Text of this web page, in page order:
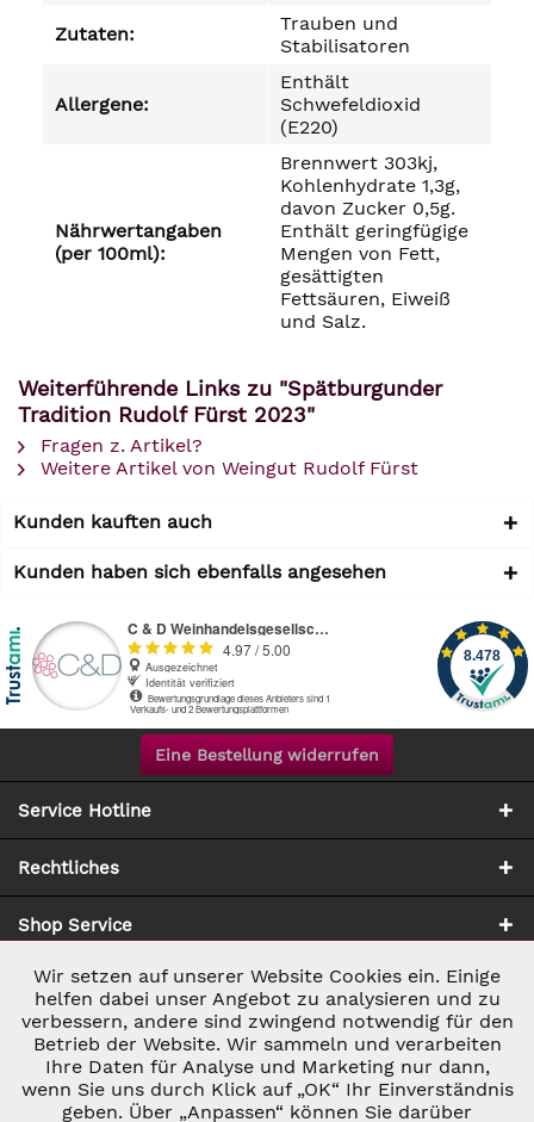
Zutaten:
Trauben und
Stabilisatoren
Allergene:
Enthält
Schwefeldioxid
(E220)
Nährwertangaben
(per 100ml):
Brennwert 303kj,
Kohlenhydrate 1,3g,
davon Zucker 0,5g.
Enthält geringfügige
Mengen von Fett,
gesättigten
Fettsäuren, Eiweiß
und Salz.
Weiterführende Links zu "Spätburgunder
Tradition Rudolf Fürst 2023"
Fragen z. Artikel?
Weitere Artikel von Weingut Rudolf Fürst
Kunden kauften auch
Kunden haben sich ebenfalls angesehen
Eine Bestellung widerrufen
Service Hotline
Rechtliches
Shop Service
Zahlung & Versand
Notwendig Aktiv
Marketing Inaktiv
Wir setzen auf unserer Website Cookies ein. Einige
helfen dabei unser Angebot zu analysieren und zu
verbessern, andere sind zwingend notwendig für den
Betrieb der Website. Wir sammeln und verarbeiten
Ihre Daten für Analyse und Marketing nur dann,
wenn Sie uns durch Klick auf „OK“ Ihr Einverständnis
geben. Über „Anpassen“ können Sie darüber